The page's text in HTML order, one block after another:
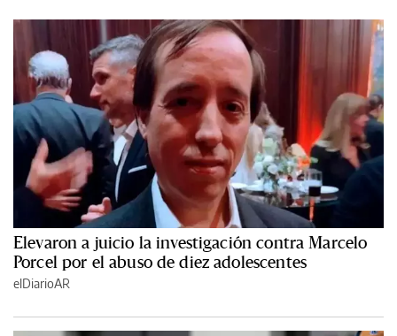
Elevaron a juicio la investigación contra Marcelo
Porcel por el abuso de diez adolescentes
elDiarioAR